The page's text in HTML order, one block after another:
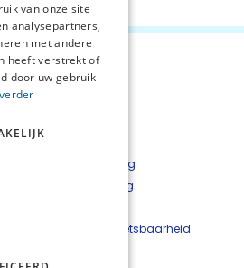
Privacyverklaring
Cookieverklaring
Beveiligingskwetsbaarheid
van onze site
analysepartners,
met andere
heeft verstrekt of
door uw gebruik